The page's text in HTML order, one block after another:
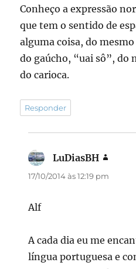
Conheço a expressão
que tem o sentido de
alguma coisa, do
do gaúcho, “uai sô”, do
do carioca.
Responder
LuDiasBH
17/10/2014 às 12:19 pm
Alf
A cada dia eu me
língua portuguesa e